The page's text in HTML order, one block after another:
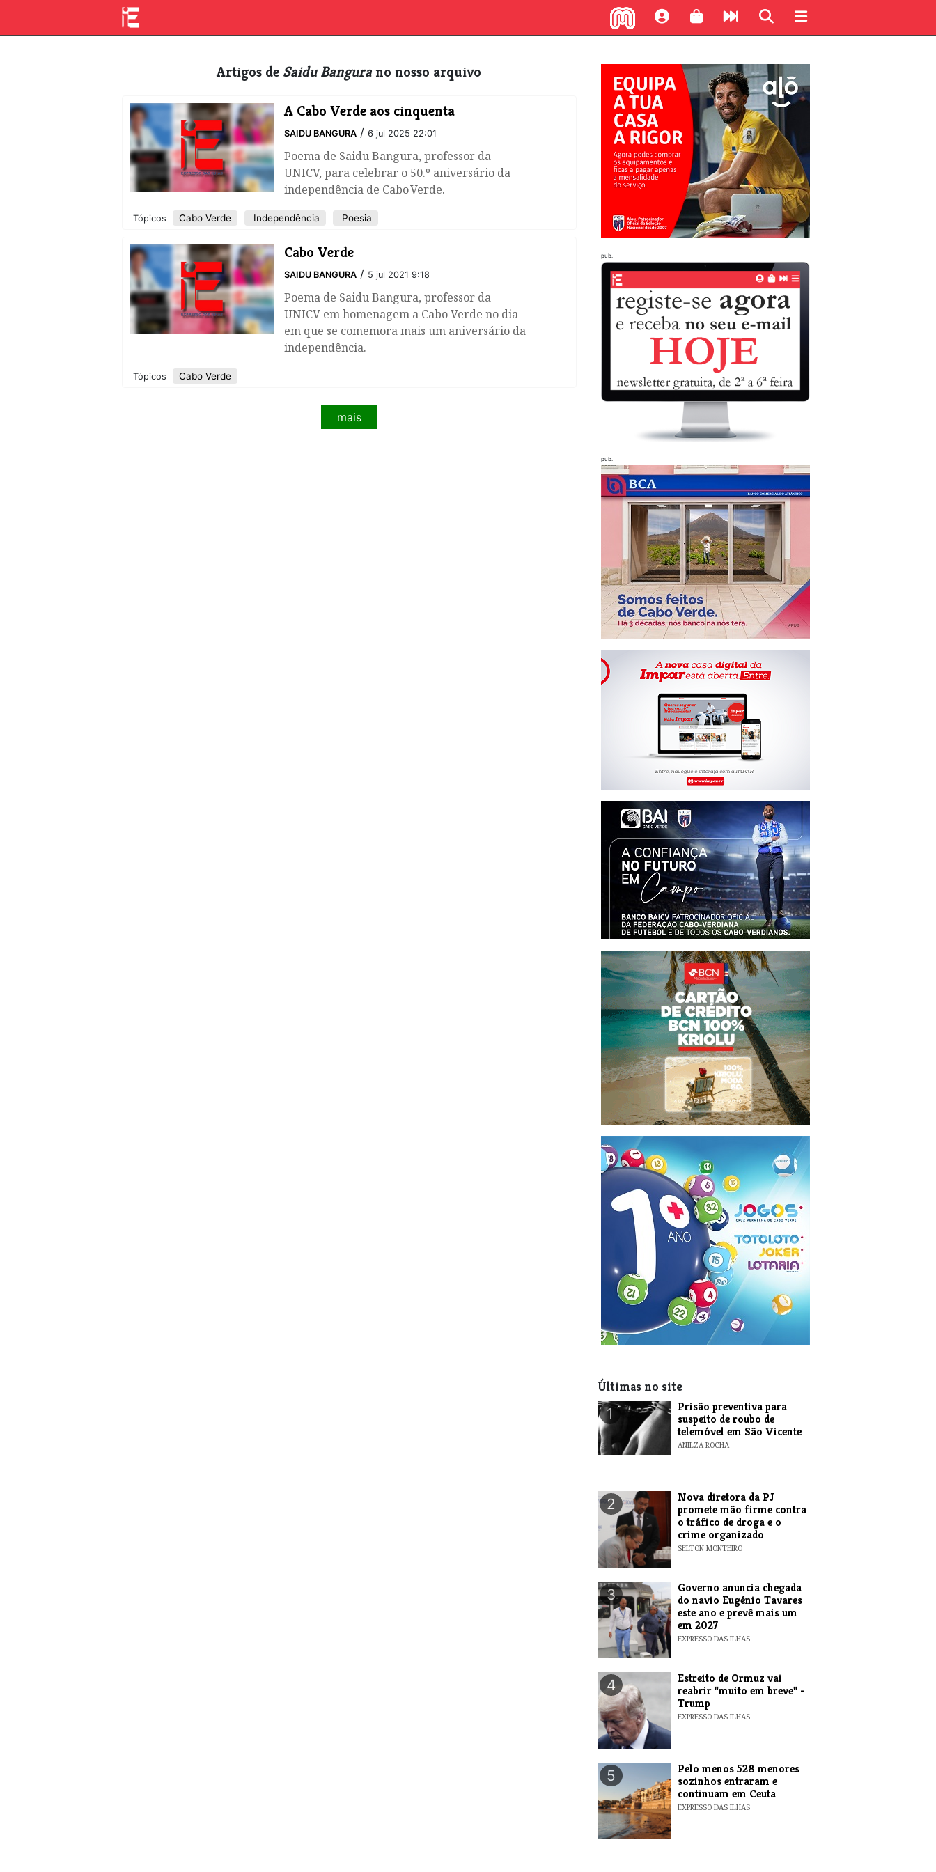
Artigos de Saidu Bangurano nosso arquivo
A Cabo Verde aos cinquenta
SAIDU BANGURA / 6 jul 2025 22:01
Poema de Saidu Bangura, professor da
UNICV, para celebrar o 50.º aniversário da
independência de Cabo Verde.
Tópicos Cabo Verde Independência Poesia
Cabo Verde
SAIDU BANGURA / 5 jul 2021 9:18
Poema de Saidu Bangura, professor da
UNICV em homenagem a Cabo Verde no dia
em que se comemora mais um aniversário da
independência.
Tópicos Cabo Verde
mais
pub.
pub.
Últimas no site
1
Prisão preventiva para
suspeito de roubo de
telemóvel em São Vicente
ANILZA ROCHA
2
Nova diretora da PJ
promete mão firme contra
o tráfico de droga e o
crime organizado
SELTON MONTEIRO
3
Governo anuncia chegada
do navio Eugénio Tavares
este ano e prevê mais um
em 2027
EXPRESSO DAS ILHAS
4
Estreito de Ormuz vai
reabrir "muito em breve" -
Trump
EXPRESSO DAS ILHAS
5
Pelo menos 528 menores
sozinhos entraram e
continuam em Ceuta
EXPRESSO DAS ILHAS